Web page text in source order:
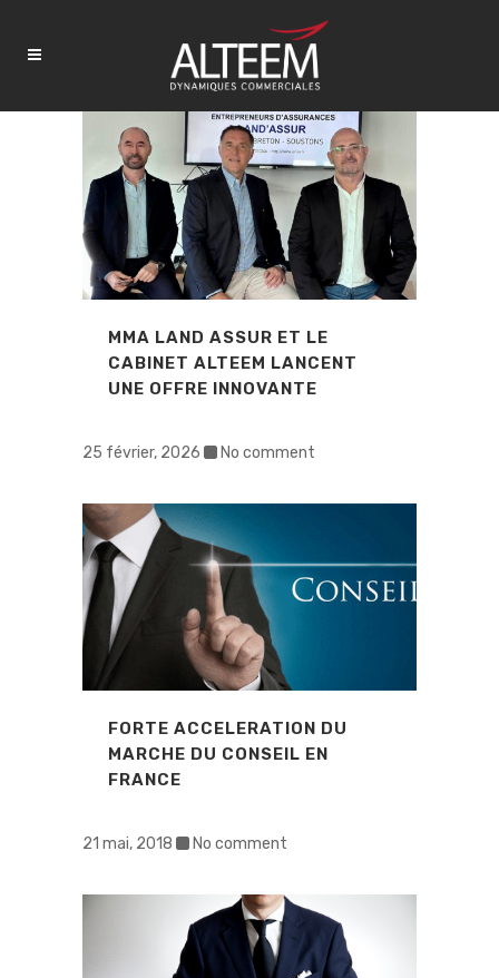
MMA LAND ASSUR ET LE
CABINET ALTEEM LANCENT
UNE OFFRE INNOVANTE
25 février, 2026 No comment
FORTE ACCELERATION DU
MARCHE DU CONSEIL EN
FRANCE
21 mai, 2018 No comment